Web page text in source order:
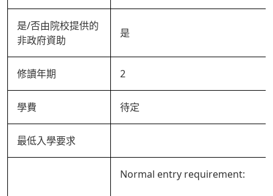
是/否由院校提供的
非政府資助
是
修讀年期 2
學費 待定
最低入學要求
Normal entry requirement: